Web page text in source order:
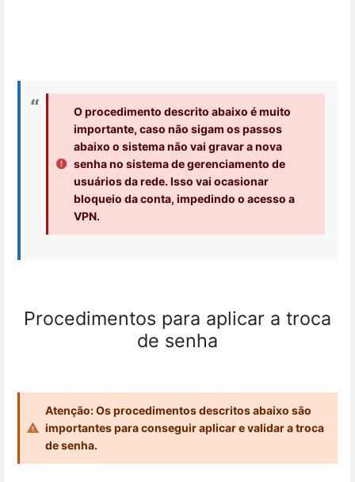
O procedimento descrito abaixo é muito
importante, caso não sigam os passos
abaixo o sistema não vai gravar a nova
senha no sistema de gerenciamento de
usuários da rede. Isso vai ocasionar
bloqueio da conta, impedindo o acesso a
VPN.
Procedimentos para aplicar a troca
de senha
Atenção: Os procedimentos descritos abaixo são
importantes para conseguir aplicar e validar a troca
de senha.